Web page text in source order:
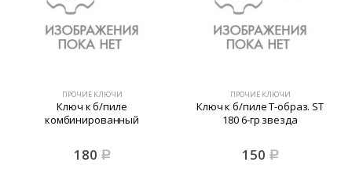
ПРОЧИЕ КЛЮЧИ
Ключ к б/пиле
комбинированный
180 Р
ПРОЧИЕ КЛЮЧИ
Ключ к б/пиле Т-образ. SТ
180 6-гр звезда
150 Р